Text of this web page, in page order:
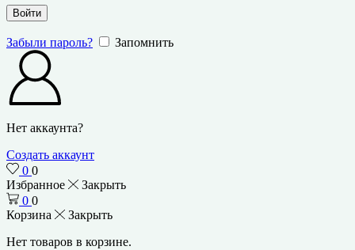
Войти
Забыли пароль? Запомнить
Нет аккаунта?
Создать аккаунт
0 0
Избранное
Закрыть
0 0
Корзина
Закрыть
Нет товаров в корзине.